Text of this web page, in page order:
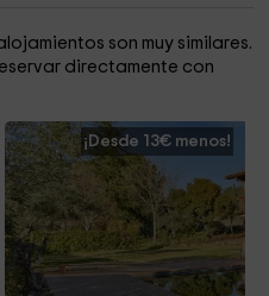
son muy similares.
directamente con
¡Desde 13€ menos!